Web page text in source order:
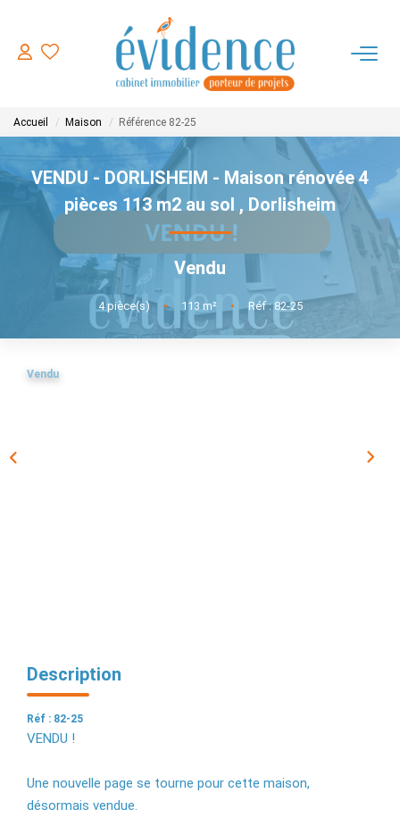
ACHETER
LOUER
ESTIMER
FAIRE GERER
NOTRE AGENCE
Accueil Maison Référence 82-25
VENDU - DORLISHEIM - Maison rénovée 4
pièces 113 m2 au sol , Dorlisheim
Vendu
4pièce(s) • 113 m² • Réf : 82-25
Vendu
Description
Réf : 82-25
VENDU !
Une nouvelle page se tourne pour cette maison,
désormais vendue.